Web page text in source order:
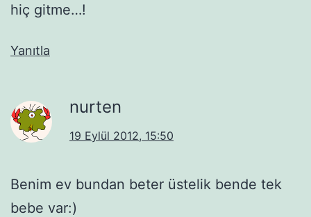
hiç gitme…!
Yanıtla
nurten
19 Eylül 2012, 15:50
Benim ev bundan beter üstelik bende tek
bebe var:)